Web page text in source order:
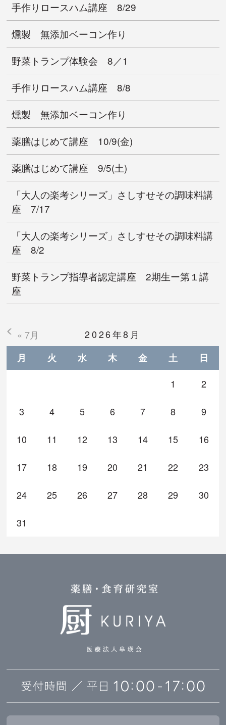
手作りロースハム講座 8/29
燻製 無添加ベーコン作り
野菜トランプ体験会 8／1
手作りロースハム講座 8/8
燻製 無添加ベーコン作り
薬膳はじめて講座 10/9(金)
薬膳はじめて講座 9/5(土)
「大人の楽考シリーズ」さしすせその調味料講
座 7/17
「大人の楽考シリーズ」さしすせその調味料講
座 8/2
野菜トランプ指導者認定講座 2期生ー第１講
座
2026年8月
月
火 水 木 金 土 日
« 7月
1 2
3 4 5 6 7 8 9
10 11 12 13 14 15 16
17 18 19 20 21 22 23
24 25 26 27 28 29 30
31